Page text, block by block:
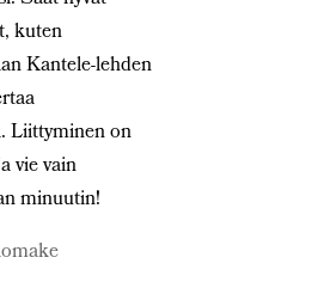
kuten
Kantele-lehden
Liittyminen on
vie vain
minuutin!